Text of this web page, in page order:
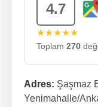
4.7
★★★★★
Toplam 270
Adres: Şaşmaz
Yenimahalle/